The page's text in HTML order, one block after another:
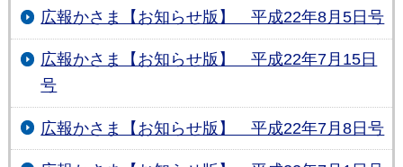
広報かさま【お知らせ版】 平成22年8月5日号
広報かさま【お知らせ版】 平成22年7月15日
号
広報かさま【お知らせ版】 平成22年7月8日号